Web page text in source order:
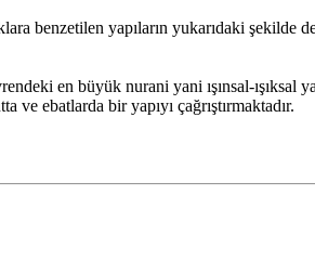
benzetilen yapıların yukarıdaki şekilde
en büyük nurani yani ışınsal-ışıksal
ebatlarda bir yapıyı çağrıştırmaktadır.